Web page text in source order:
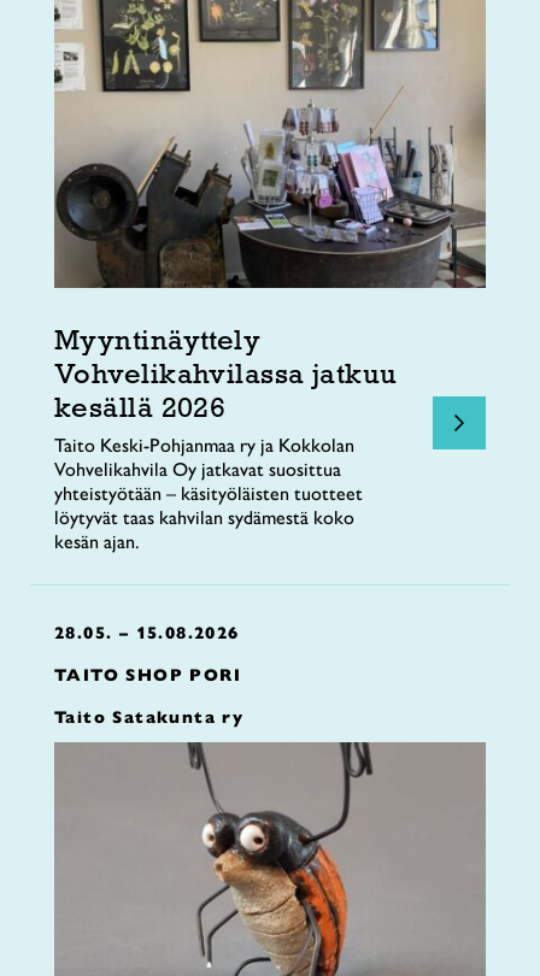
Myyntinäyttely
Vohvelikahvilassa jatkuu
kesällä 2026
Taito Keski-Pohjanmaa ry ja Kokkolan
Vohvelikahvila Oy jatkavat suosittua
yhteistyötään – käsityöläisten tuotteet
löytyvät taas kahvilan sydämestä koko
kesän ajan.
28.05. – 15.08.2026
TAITO SHOP PORI
Taito Satakunta ry